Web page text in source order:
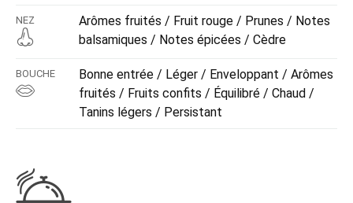
NEZ
Arômes fruités / Fruit rouge / Prunes / Notes
balsamiques / Notes épicées / Cèdre
BOUCHE
Bonne entrée / Léger / Enveloppant / Arômes
fruités / Fruits confits / Équilibré / Chaud /
Tanins légers / Persistant